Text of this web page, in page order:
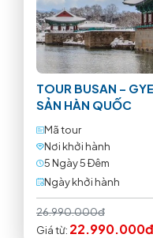
TOUR BUSAN –
SẢN HÀN QUỐC
Mã tour
Nơi khởi hành
5 Ngày 5 Ðêm
Ngày khởi hành
26.990.000đ
Giá từ: 22.990.000đ